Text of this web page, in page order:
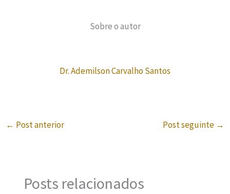
Sobre o autor
Dr. Ademilson Carvalho Santos
← Post anterior Post seguinte →
Posts relacionados